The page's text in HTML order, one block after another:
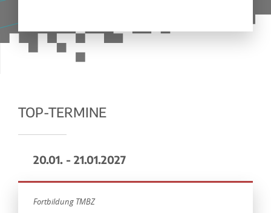
TOP-TERMINE
20.01. - 21.01.2027
Fortbildung TMBZ